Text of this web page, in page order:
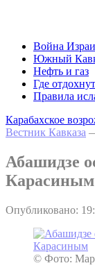
Война
Южный
Нефть и газ
Где
Правила
Карабахское
Вестник Кавказа
Абашидзе
Карасиным
Опубликовано:
© Фото: